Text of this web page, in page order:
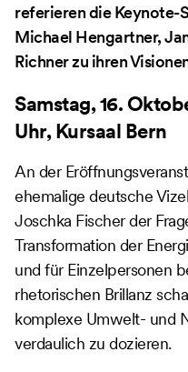
referieren die Keynote-
Michael Hengartner,
Richner zu ihren
Samstag, 16.
Uhr, Kursaal Bern
An der
ehemalige deutsche
Joschka Fischer der
Transformation der
und für Einzelpersonen
rhetorischen Brillanz
komplexe Umwelt- und
verdaulich zu dozieren.